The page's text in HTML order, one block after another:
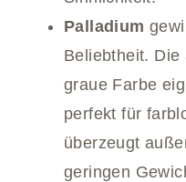
Palladium
Beliebtheit. Die
graue Farbe
perfekt für
überzeugt
geringen